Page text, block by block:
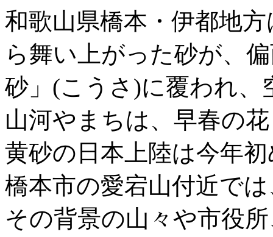
和歌山県橋本・伊都地
ら舞い上がった砂が、
砂」(こうさ)に覆われ、
山河やまちは、早春の
黄砂の日本上陸は今年
橋本市の愛宕山付近で
その背景の山々や市役